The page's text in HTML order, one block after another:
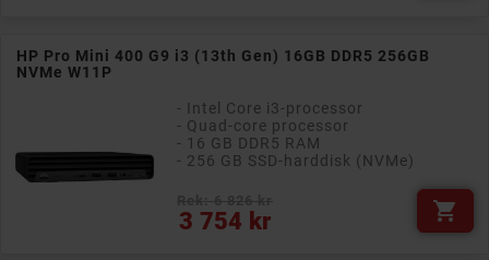
HP Pro Mini 400 G9 i3 (13th Gen) 16GB DDR5 256GB
NVMe W11P
- Intel Core i3-processor
- Quad-core processor
- 16 GB DDR5 RAM
- 256 GB SSD-harddisk (NVMe)
3 754 kr
Pris 